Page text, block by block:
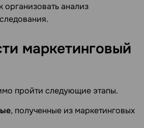
организовать анализ
маркетинговый
пройти следующие этапы.
, полученные из маркетинговых